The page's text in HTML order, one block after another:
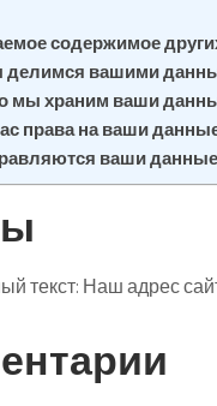
содержимое
делимся вашими
мы храним ваши
права на ваши
ваши данные
текст: Наш адрес